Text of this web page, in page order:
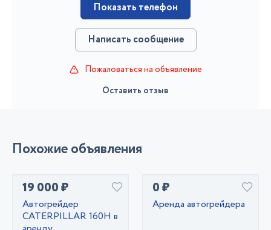
Показать телефон
Написать сообщение
Пожаловаться на объявление
Оставить отзыв
Похожие объявления
19 000 ₽
Автогрейдер
CATERPILLAR 160H в
0 ₽
Аренда автогрейдера